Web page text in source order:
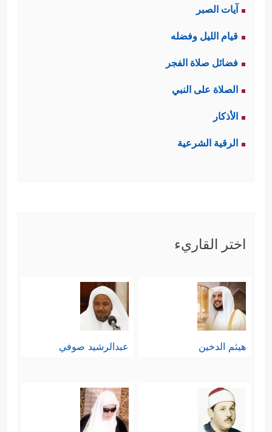
آيات الصبر
قيام الليل وفضله
فضائل صلاة الفجر
الصلاة على النبي
الأذكار
الرقية الشرعية
اختر القاريء
هيثم الدخين عبدالرشيد صوفي